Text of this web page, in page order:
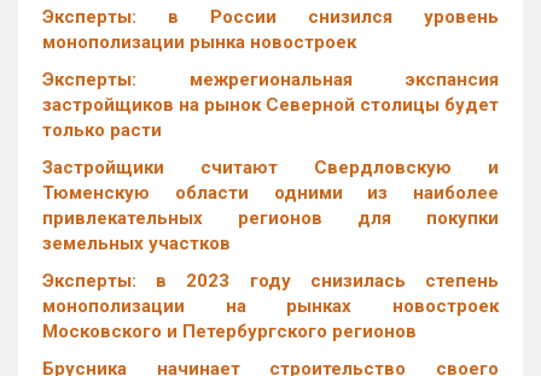
Эксперты: в России снизился уровень
монополизации рынка новостроек
Эксперты: межрегиональная экспансия
застройщиков на рынок Северной столицы будет
только расти
Застройщики считают Свердловскую и
Тюменскую области одними из наиболее
привлекательных регионов для покупки
земельных участков
Эксперты: в 2023 году снизилась степень
монополизации на рынках новостроек
Московского и Петербургского регионов
Брусника начинает строительство своего